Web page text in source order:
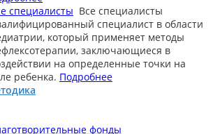
специалисты Все специалисты
специалист в области
который применяет методы
заключающиеся в
на определенные точки на
ребенка. Подробнее
фонды